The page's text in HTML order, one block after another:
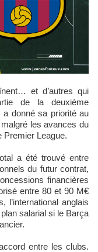
et d’autres qui
de la deuxième
a donné sa priorité au
les avances du
Premier League.
a été trouvé entre
du futur contrat,
financières
entre 80 et 90 M€
l’international anglais
salarial si le Barça
entre les clubs.